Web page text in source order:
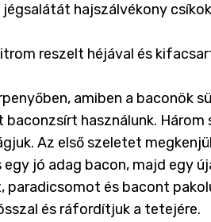
hajszálvékony
reszelt héjával és
amiben a baconök
használunk. Három
Az első szeletet
jó adag bacon, majd egy
paradicsomot és bacont
és ráfordítjuk a tetejére.